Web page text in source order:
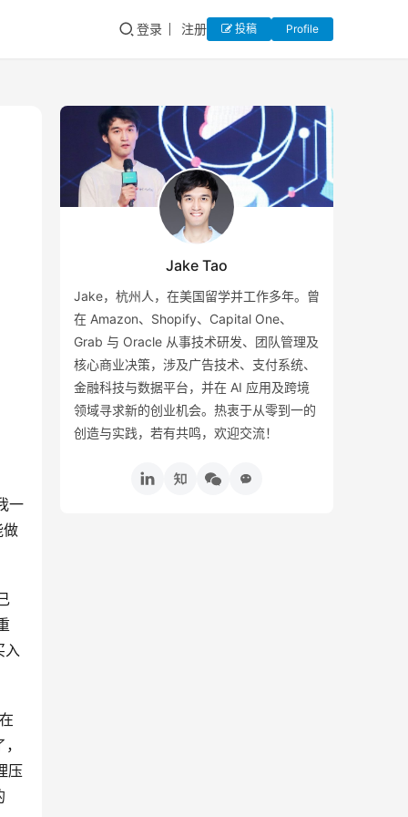
登录 注册 投稿 Profile
一
做
入
压
Jake Tao
Jake，杭州人，在美国留学并工作多年。曾
在 Amazon、Shopify、Capital One、
Grab 与 Oracle 从事技术研发、团队管理及
核心商业决策，涉及广告技术、支付系统、
金融科技与数据平台，并在 AI 应用及跨境
领域寻求新的创业机会。热衷于从零到一的
创造与实践，若有共鸣，欢迎交流！